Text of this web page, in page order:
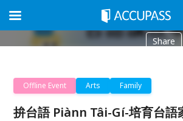
Share
Offline Event Arts Family
拚台語 Piànn Tâi-Gí-培育台語